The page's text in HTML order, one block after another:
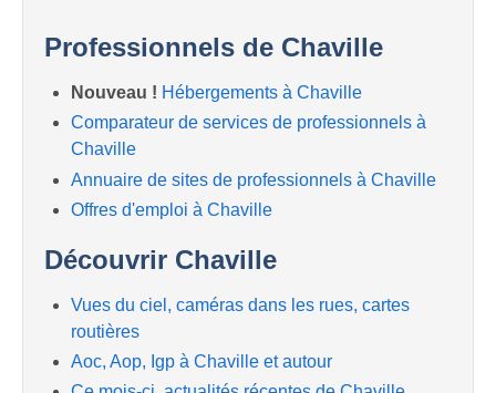
Professionnels de Chaville
Nouveau ! Hébergements à Chaville
Comparateur de services de professionnels à
Chaville
Annuaire de sites de professionnels à Chaville
Offres d'emploi à Chaville
Découvrir Chaville
Vues du ciel, caméras dans les rues, cartes
routières
Aoc, Aop, Igp à Chaville et autour